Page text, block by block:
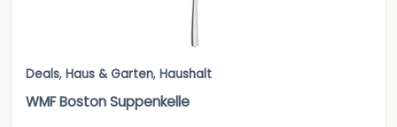
Deals, Haus & Garten, Haushalt
WMF Boston Suppenkelle